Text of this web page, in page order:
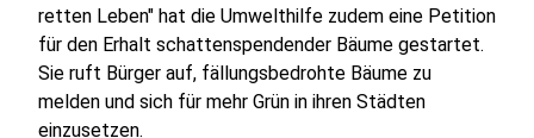
retten Leben" hat die Umwelthilfe zudem eine Petition
für den Erhalt schattenspendender Bäume gestartet.
Sie ruft Bürger auf, fällungsbedrohte Bäume zu
melden und sich für mehr Grün in ihren Städten
einzusetzen.